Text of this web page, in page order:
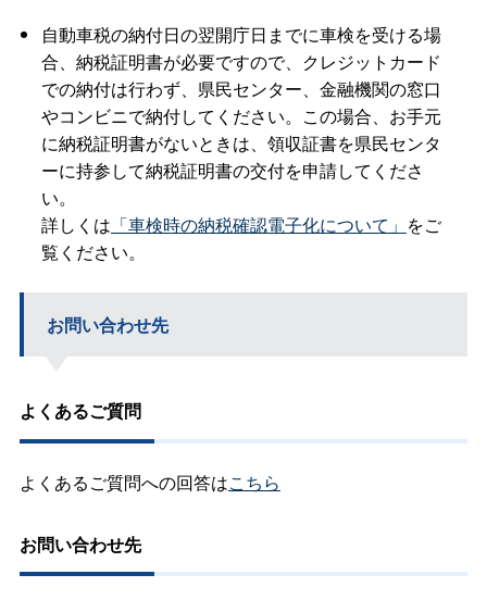
自動車税の納付日の翌開庁日までに車検を受ける場
合、納税証明書が必要ですので、クレジットカード
での納付は行わず、県民センター、金融機関の窓口
やコンビニで納付してください。この場合、お手元
に納税証明書がないときは、領収証書を県民センタ
ーに持参して納税証明書の交付を申請してくださ
い。
詳しくは 「車検時の納税確認電子化について」 をご
覧ください。
お問い合わせ先
よくあるご質問
よくあるご質問への回答はこちら
お問い合わせ先